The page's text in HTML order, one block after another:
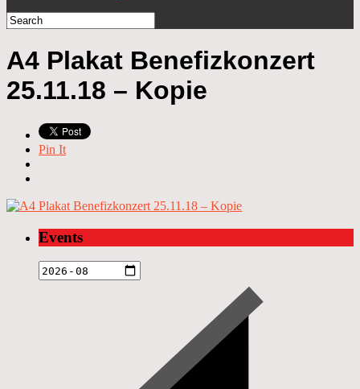
A4 Plakat Benefizkonzert
25.11.18 – Kopie
Pin It
Events